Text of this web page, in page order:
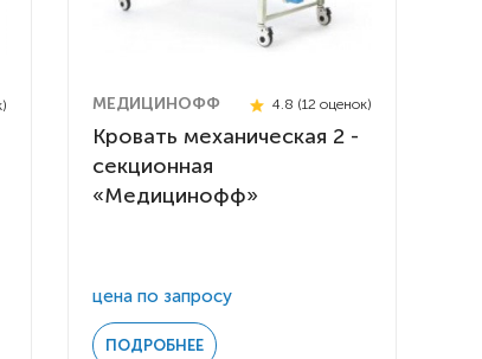
МЕДИЦИНОФФ 4.8 (12 оценок)
Кровать механическая 2 -
секционная
«Медицинофф»
цена по запросу
ПОДРОБНЕЕ